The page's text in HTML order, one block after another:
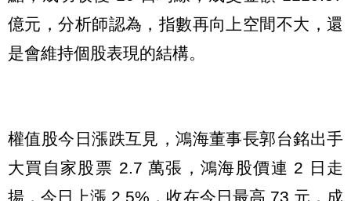
億元，分析師認為，指數再向上空間不大，還
是會維持個股表現的結構。
權值股今日漲跌互見，鴻海董事長郭台銘出手
大買自家股票 2.7 萬張，鴻海股價連 2 日走
揚，今日上漲 2.5%，收在今日最高 73 元，成